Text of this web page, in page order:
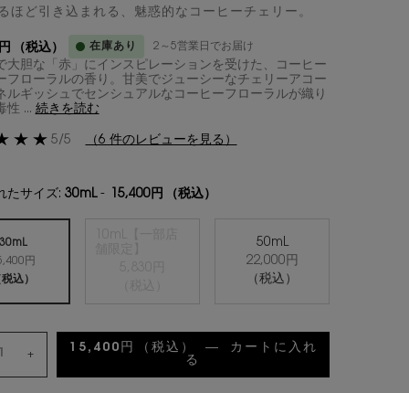
ほど引き込まれる、魅惑的なコーヒーチェリー。
（税込） 在庫あり 2～5営業日でお届け
大胆な「赤」にインスピレーションを受けた、コーヒー
フローラルの香り。​ ​ 甘美でジューシーなチェリーアコー
ルギッシュでセンシュアルなコーヒーフローラルが​織り
性 ... 続きを読む
5/5 （6 件のレビューを見る）
たサイズ: 30mL- 15,400円 （税込）
選択済み
円
込）
, 1/3 商品バリエーションは在庫切れです,
選択済み
50mL
22,000円
（税込）
, 3/3
+ 15,400円 （税込） ―
カートに入れ
る